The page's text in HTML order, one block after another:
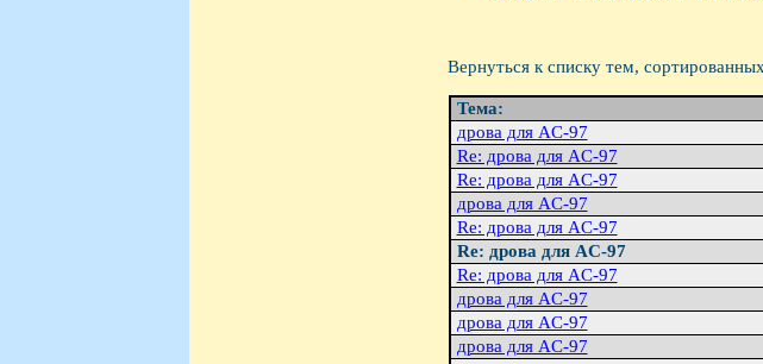
Вернуться к списку тем,
Тема:
дpова для AC-97
Re: дpова для AC-97
Re: дpова для AC-97
дpова для AC-97
Re: дpова для AC-97
Re: дpова для AC-97
Re: дpова для AC-97
дpова для AC-97
дpова для AC-97
дpова для AC-97